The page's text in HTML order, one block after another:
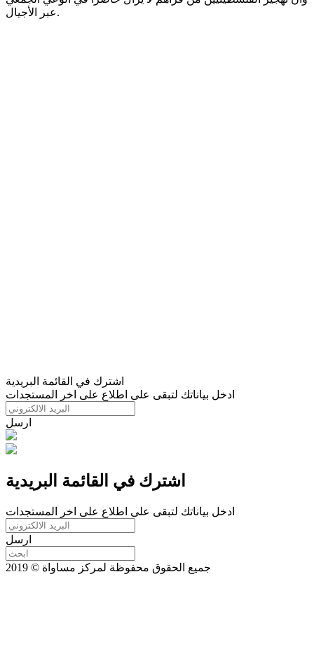
عبر الأجيال.
اشترك في القائمة البريدية
ادخل بياناتك لتبقى على اطلاع على اخر المستجدات
ارسل
اشترك في القائمة البريدية
ادخل بياناتك لتبقى على اطلاع على اخر المستجدات
ارسل
جميع الحقوق محفوظة لمركز مساواة © 2019